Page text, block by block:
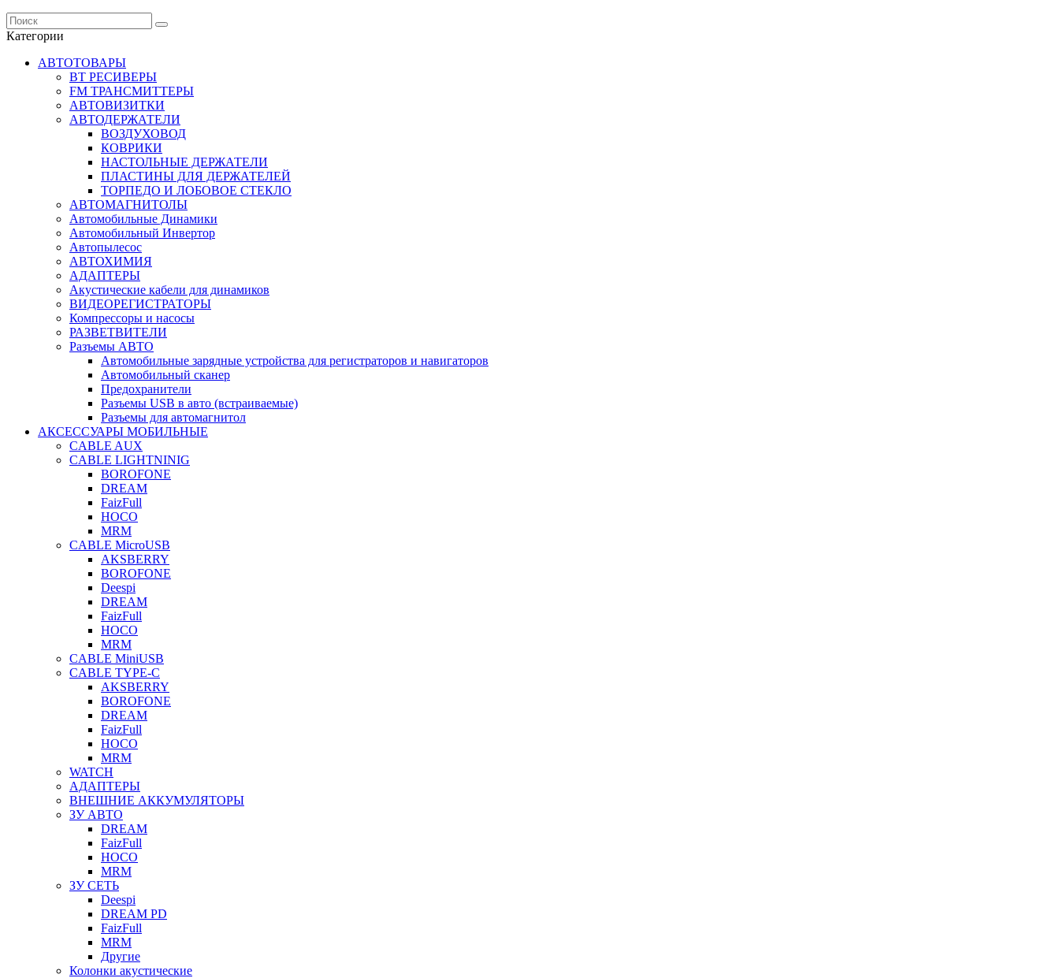
Категории
АВТОТОВАРЫ
BT РЕСИВЕРЫ
FM ТРАНСМИТТЕРЫ
АВТОВИЗИТКИ
АВТОДЕРЖАТЕЛИ
ВОЗДУХОВОД
КОВРИКИ
НАСТОЛЬНЫЕ ДЕРЖАТЕЛИ
ПЛАСТИНЫ ДЛЯ ДЕРЖАТЕЛЕЙ
ТОРПЕДО И ЛОБОВОЕ СТЕКЛО
АВТОМАГНИТОЛЫ
Автомобильные Динамики
Автомобильный Инвертор
Автопылесос
АВТОХИМИЯ
АДАПТЕРЫ
Акустические кабели для динамиков
ВИДЕОРЕГИСТРАТОРЫ
Компрессоры и насосы
РАЗВЕТВИТЕЛИ
Разъемы АВТО
Автомобильные зарядные устройства для регистраторов и навигаторов
Автомобильный сканер
Предохранители
Разъемы USB в авто (встраиваемые)
Разъемы для автомагнитол
АКСЕССУАРЫ МОБИЛЬНЫЕ
CABLE AUX
CABLE LIGHTNINIG
BOROFONE
DREAM
FaizFull
HOCO
MRM
CABLE MicroUSB
AKSBERRY
BOROFONE
Deespi
DREAM
FaizFull
HOCO
MRM
CABLE MiniUSB
CABLE TYPE-C
AKSBERRY
BOROFONE
DREAM
FaizFull
HOCO
MRM
WATCH
АДАПТЕРЫ
ВНЕШНИЕ АККУМУЛЯТОРЫ
ЗУ АВТО
DREAM
FaizFull
HOCO
MRM
ЗУ СЕТЬ
Deespi
DREAM PD
FaizFull
MRM
Другие
Колонки акустические